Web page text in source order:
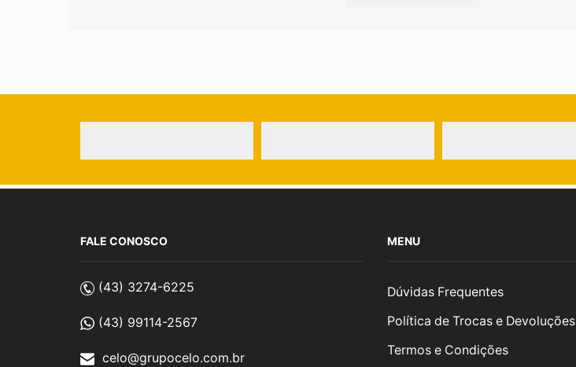
FALE CONOSCO
(43) 3274-6225
(43) 99114-2567
celo@grupocelo.com.br
MENU
Dúvidas Frequentes
Política de Trocas e Devoluções
Termos e Condições